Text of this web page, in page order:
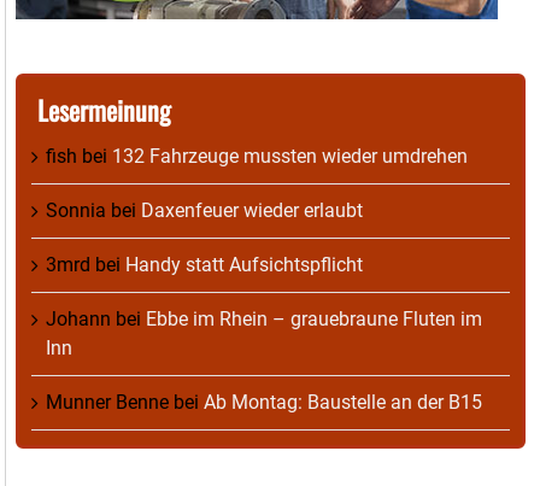
Lesermeinung
fish bei 132 Fahrzeuge mussten wieder umdrehen
Sonnia bei Daxenfeuer wieder erlaubt
3mrd bei Handy statt Aufsichtspflicht
Johann bei Ebbe im Rhein – grauebraune Fluten im
Inn
Munner Benne bei Ab Montag: Baustelle an der B15